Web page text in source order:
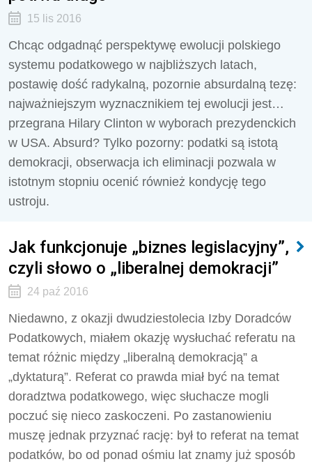
15 lis 2016
Chcąc odgadnąć perspektywę ewolucji polskiego
systemu podatkowego w najbliższych latach,
postawię dość radykalną, pozornie absurdalną tezę:
najważniejszym wyznacznikiem tej ewolucji jest…
przegrana Hilary Clinton w wyborach prezydenckich
w USA. Absurd? Tylko pozorny: podatki są istotą
demokracji, obserwacja ich eliminacji pozwala w
istotnym stopniu ocenić również kondycję tego
ustroju.
Jak funkcjonuje „biznes legislacyjny”,
czyli słowo o „liberalnej demokracji”
24 paź 2016
Niedawno, z okazji dwudziestolecia Izby Doradców
Podatkowych, miałem okazję wysłuchać referatu na
temat różnic między „liberalną demokracją” a
„dyktaturą”. Referat co prawda miał być na temat
doradztwa podatkowego, więc słuchacze mogli
poczuć się nieco zaskoczeni. Po zastanowieniu
muszę jednak przyznać rację: był to referat na temat
podatków, bo od ponad ośmiu lat znamy już sposób